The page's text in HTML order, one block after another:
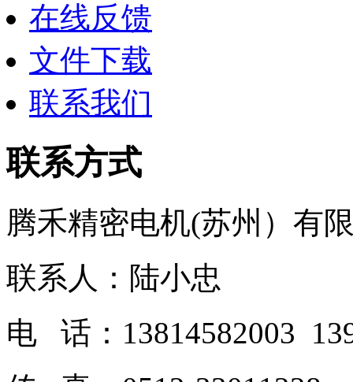
在线反馈
文件下载
联系我们
联系方式
腾禾精密电机(苏州）有
联系人：陆小忠
电 话：13814582003